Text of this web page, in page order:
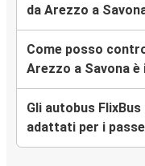
da Arezzo a
Come posso
Arezzo a Savona è
Gli autobus
adattati per i